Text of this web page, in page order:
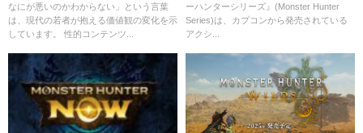
正のなにが悪い？
なにが悪いのかわからない」という言葉
は、現代の若者が抱える価値観の変化を示
しています。 性的コンテンツ...
ーハンターシリーズ』(Monster Hunter
Series)は、カプコンから発売されている
アクシ...